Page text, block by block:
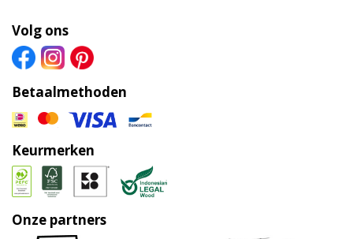
Volg ons
Betaalmethoden
Keurmerken
Onze partners